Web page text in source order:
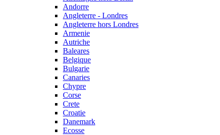
Andorre
Angleterre - Londres
Angleterre hors Londres
Armenie
Autriche
Baleares
Belgique
Bulgarie
Canaries
Chypre
Corse
Crete
Croatie
Danemark
Ecosse